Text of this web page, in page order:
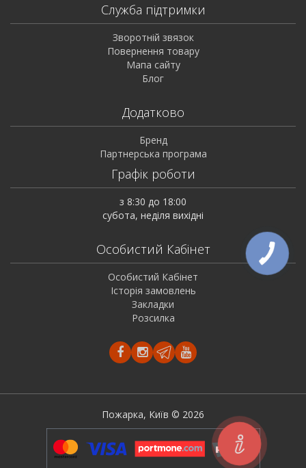
Служба підтримки
Зворотній звязок
Повернення товару
Мапа сайту
Блог
Додатково
Бренд
Партнерська програма
Графік роботи
з 8:30 до 18:00
субота, неділя вихідні
Особистий Кабінет
Особистий Кабінет
Історія замовлень
Закладки
Розсилка
Пожарка, Київ © 2026